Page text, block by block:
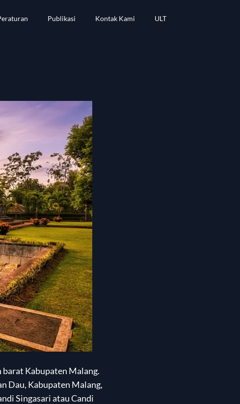
Publikasi Kontak Kami ULT
barat Kabupaten Malang.
Dau, Kabupaten Malang,
Singasari atau Candi